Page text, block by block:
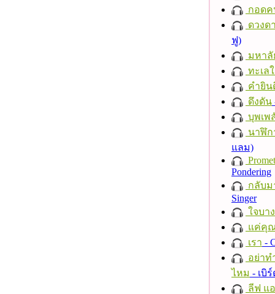
กอดค
ดวงด
ฟู)
มหาลั
ทะเล
คำยิน
ดึงดัน
บุพเพ
นาฬิก
แลม)
Pondering
กลับม
Singer
ใจบาง
แค่คุ
เรา -
อย่าท
ไหม - เบิ
ลีฟ แอ